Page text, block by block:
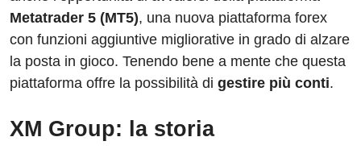
Metatrader 5 (MT5), una nuova piattaforma forex
con funzioni aggiuntive migliorative in grado di alzare
la posta in gioco. Tenendo bene a mente che questa
piattaforma offre la possibilità di gestire più conti.
XM Group: la storia